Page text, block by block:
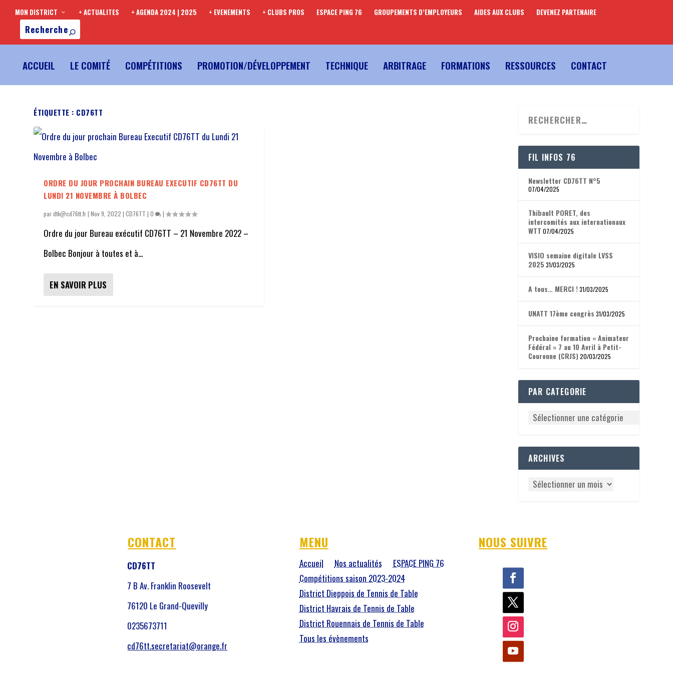
MON DISTRICT + ACTUALITES + AGENDA 2024 | 2025 + EVENEMENTS + CLUBS PROS ESPACE PING 76 GROUPEMENTS D’EMPLOYEURS AIDES AUX CLUBS DEVENEZ PARTENAIRE
ACCUEIL LE COMITÉ COMPÉTITIONS PROMOTION/DÉVELOPPEMENT TECHNIQUE ARBITRAGE FORMATIONS RESSOURCES CONTACT
ÉTIQUETTE : CD76TT
ORDRE DU JOUR PROCHAIN BUREAU EXECUTIF CD76TT DU
LUNDI 21 NOVEMBRE À BOLBEC
pardtk@cd76tt.fr|Nov 9, 2022 |CD76TT |0 |
Ordre du jour Bureau exécutif CD76TT – 21 Novembre 2022 –
Bolbec Bonjour à toutes et à...
EN SAVOIR PLUS
FIL INFOS 76
Newsletter CD76TT N°5
07/04/2025
Thibault PORET, des
intercomités aux internationaux
WTT 07/04/2025
VISIO semaine digitale LVSS
2025 31/03/2025
A tous… MERCI !31/03/2025
UNATT 17ème congrès 31/03/2025
Prochaine formation « Animateur
Fédéral » 7 au 10 Avril à Petit-
Couronne (CRJS) 20/03/2025
PAR CATEGORIE
ARCHIVES
CONTACT
CD76TT
7 B Av. Franklin Roosevelt
76120 Le Grand-Quevilly
0235673711
cd76tt.secretariat@orange.fr
MENU
Accueil Nos actualités
ESPACE PING 76
Compétitions saison 2023-2024
District Dieppois de Tennis de Table
District Havrais de Tennis de Table
District Rouennais de Tennis de Table
Tous les évènements
NOUS SUIVRE